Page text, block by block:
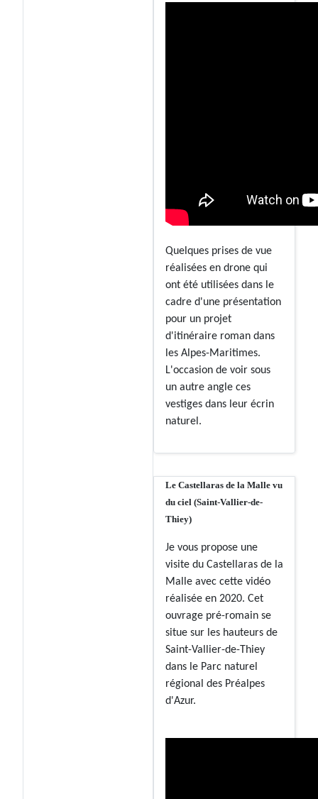
Quelques prises de vue
réalisées en drone qui
ont été utilisées dans le
cadre d'une présentation
pour un projet
d'itinéraire roman dans
les Alpes-Maritimes.
L'occasion de voir sous
un autre angle ces
vestiges dans leur écrin
naturel.
Le Castellaras de la Malle vu
du ciel (Saint-Vallier-de-
Thiey)
Je vous propose une
visite du Castellaras de la
Malle avec cette vidéo
réalisée en 2020. Cet
ouvrage pré-romain se
situe sur les hauteurs de
Saint-Vallier-de-Thiey
dans le Parc naturel
régional des Préalpes
d'Azur.